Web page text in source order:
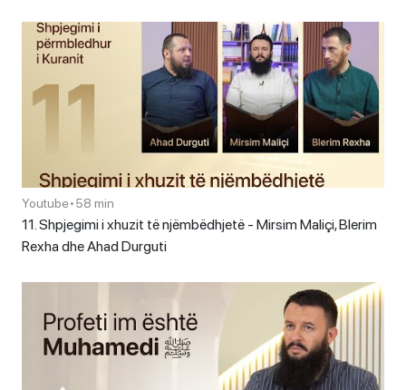
Youtube•58 min
11. Shpjegimi i xhuzit të njëmbëdhjetë - Mirsim Maliçi, Blerim
Rexha dhe Ahad Durguti